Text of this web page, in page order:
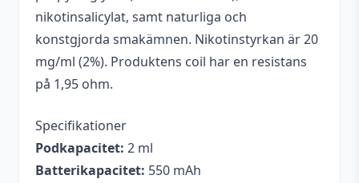
nikotinsalicylat, samt naturliga och
konstgjorda smakämnen. Nikotinstyrkan är 20
mg/ml (2%). Produktens coil har en resistans
på 1,95 ohm.
Specifikationer
Podkapacitet: 2 ml
Batterikapacitet: 550 mAh